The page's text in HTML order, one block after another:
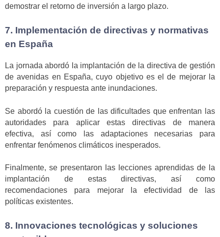
demostrar el retorno de inversión a largo plazo.
7. Implementación de directivas y normativas
en España
La jornada abordó la implantación de la directiva de gestión
de avenidas en España, cuyo objetivo es el de mejorar la
preparación y respuesta ante inundaciones.
Se abordó la cuestión de las dificultades que enfrentan las
autoridades para aplicar estas directivas de manera
efectiva, así como las adaptaciones necesarias para
enfrentar fenómenos climáticos inesperados.
Finalmente, se presentaron las lecciones aprendidas de la
implantación de estas directivas, así como
recomendaciones para mejorar la efectividad de las
políticas existentes.
8. Innovaciones tecnológicas y soluciones